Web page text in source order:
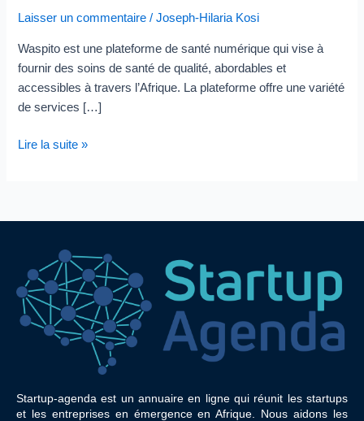
Laisser un commentaire /Joseph-Hilaria Kosi
Waspito est une plateforme de santé numérique qui vise à
fournir des soins de santé de qualité, abordables et
accessibles à travers l’Afrique. La plateforme offre une variété
de services […]
Lire la suite »
Startup-agenda est un annuaire en ligne qui réunit les startups
et les entreprises en émergence en Afrique. Nous aidons les